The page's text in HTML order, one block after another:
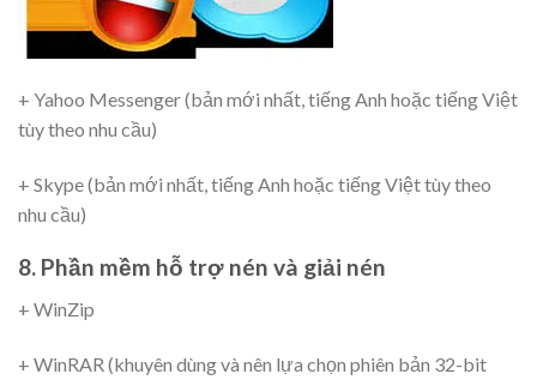
+ Yahoo Messenger (bản mới nhất, tiếng Anh hoặc tiếng Việt
tùy theo nhu cầu)
+ Skype (bản mới nhất, tiếng Anh hoặc tiếng Việt tùy theo
nhu cầu)
8. Phần mềm hỗ trợ nén và giải nén
+ WinZip
+ WinRAR (khuyên dùng và nên lựa chọn phiên bản 32-bit